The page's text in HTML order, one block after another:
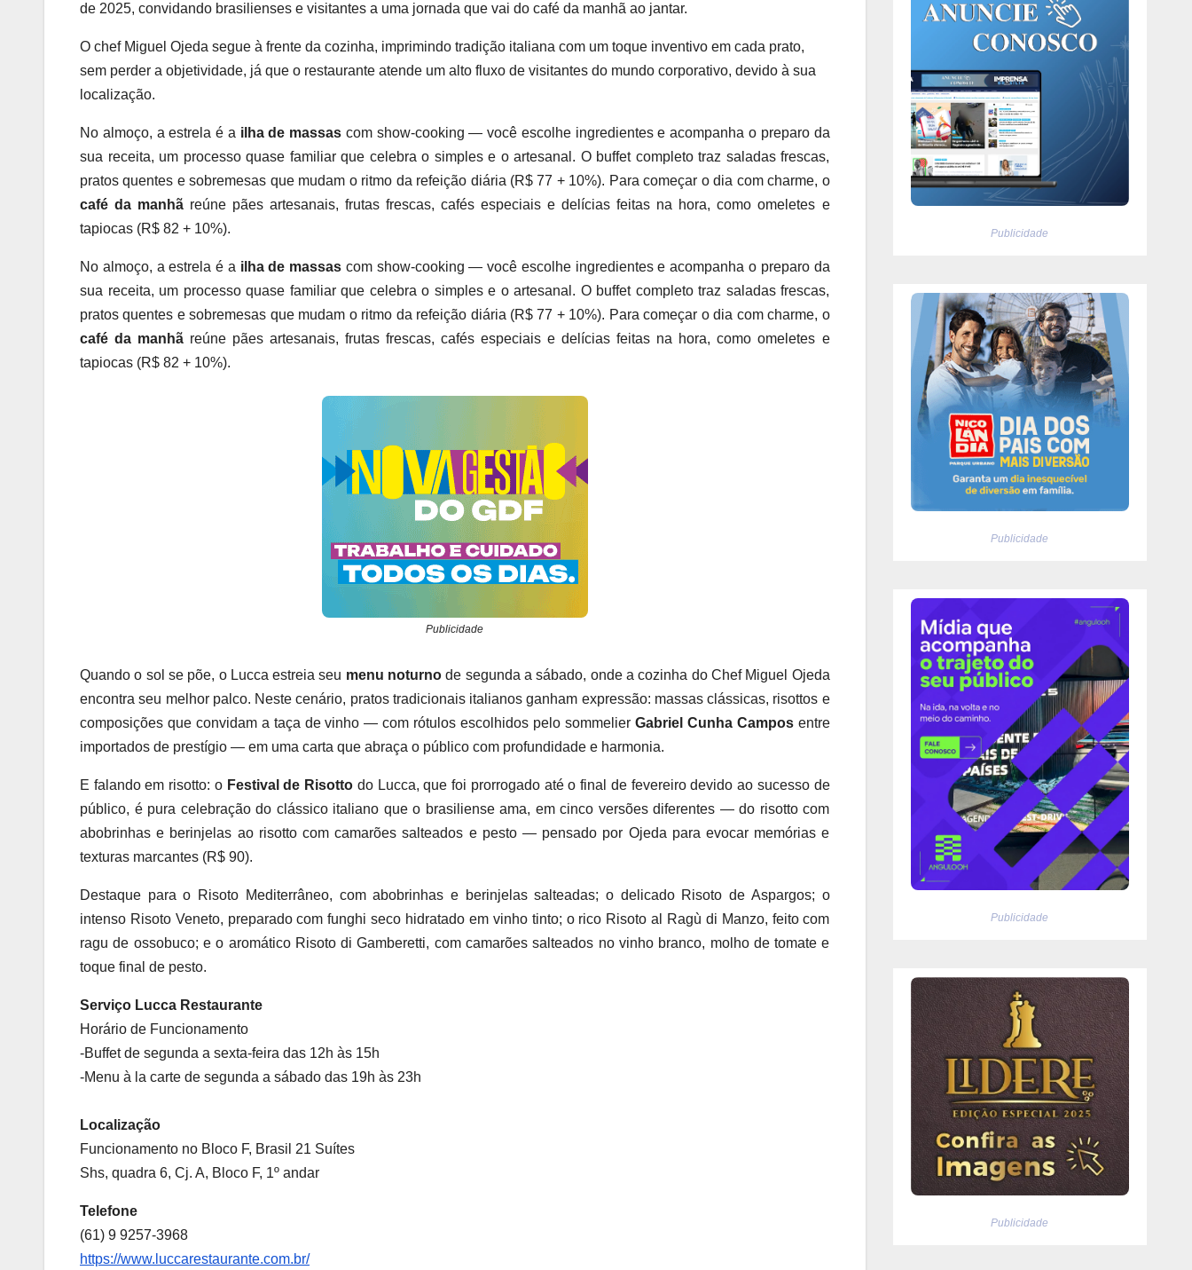
de 2025, convidando brasilienses e visitantes a uma jornada que vai do café da manhã ao jantar.
O chef Miguel Ojeda segue à frente da cozinha, imprimindo tradição italiana com um toque inventivo em cada prato,
sem perder a objetividade, já que o restaurante atende um alto fluxo de visitantes do mundo corporativo, devido à sua
localização.
No almoço, a estrela é a ilha de massas com show-cooking — você escolhe ingredientes e acompanha o preparo da
sua receita, um processo quase familiar que celebra o simples e o artesanal. O buffet completo traz saladas frescas,
pratos quentes e sobremesas que mudam o ritmo da refeição diária (R$ 77 + 10%). Para começar o dia com charme, o
café da manhã reúne pães artesanais, frutas frescas, cafés especiais e delícias feitas na hora, como omeletes e
tapiocas (R$ 82 + 10%).
No almoço, a estrela é a ilha de massas com show-cooking — você escolhe ingredientes e acompanha o preparo da
sua receita, um processo quase familiar que celebra o simples e o artesanal. O buffet completo traz saladas frescas,
pratos quentes e sobremesas que mudam o ritmo da refeição diária (R$ 77 + 10%). Para começar o dia com charme, o
café da manhã reúne pães artesanais, frutas frescas, cafés especiais e delícias feitas na hora, como omeletes e
tapiocas (R$ 82 + 10%).
Publicidade
Quando o sol se põe, o Lucca estreia seu menu noturno de segunda a sábado, onde a cozinha do Chef Miguel Ojeda
encontra seu melhor palco. Neste cenário, pratos tradicionais italianos ganham expressão: massas clássicas, risottos e
composições que convidam a taça de vinho — com rótulos escolhidos pelo sommelier Gabriel Cunha Camposentre
importados de prestígio — em uma carta que abraça o público com profundidade e harmonia.
E falando em risotto: o Festival de Risotto do Lucca, que foi prorrogado até o final de fevereiro devido ao sucesso de
público, é pura celebração do clássico italiano que o brasiliense ama, em cinco versões diferentes — do risotto com
abobrinhas e berinjelas ao risotto com camarões salteados e pesto — pensado por Ojeda para evocar memórias e
texturas marcantes (R$ 90).
Destaque para o Risoto Mediterrâneo, com abobrinhas e berinjelas salteadas; o delicado Risoto de Aspargos; o
intenso Risoto Veneto, preparado com funghi seco hidratado em vinho tinto; o rico Risoto al Ragù di Manzo, feito com
ragu de ossobuco; e o aromático Risoto di Gamberetti, com camarões salteados no vinho branco, molho de tomate e
toque final de pesto.
Serviço Lucca Restaurante
Horário de Funcionamento
-Buffet de segunda a sexta-feira das 12h às 15h
-Menu à la carte de segunda a sábado das 19h às 23h
Localização
Funcionamento no Bloco F, Brasil 21 Suítes
Shs, quadra 6, Cj. A, Bloco F, 1º andar
Telefone
(61) 9 9257-3968
https://www.luccarestaurante.com.br/
Publicidade
Publicidade
Publicidade
Publicidade